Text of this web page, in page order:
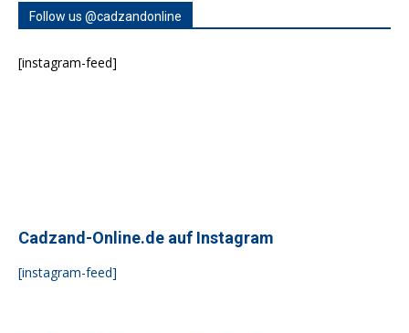
Follow us @cadzandonline
[instagram-feed]
Cadzand-Online.de auf Instagram
[instagram-feed]